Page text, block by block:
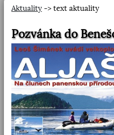
Aktuality -> text aktuality
Pozvánka do